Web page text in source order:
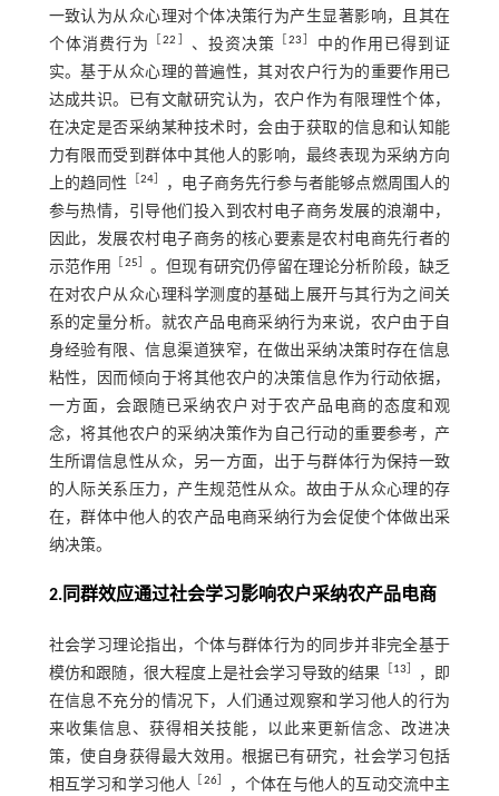
一致认为从众心理对个体决策行为产生显著影响，且其在
个体消费行为
［22 、投资决策 ［23
中的作用已得到证
实。基于从众心理的普遍性，其对农户行为的重要作用已
达成共识。已有文献研究认为，农户作为有限理性个体，
在决定是否采纳某种技术时，会由于获取的信息和认知能
力有限而受到群体中其他人的影响，最终表现为采纳方向
上的趋同性
24］
，电子商务先行参与者能够点燃周围人的
参与热情，引导他们投入到农村电子商务发展的浪潮中，
因此，发展农村电子商务的核心要素是农村电商先行者的
示范作用
25
。但现有研究仍停留在理论分析阶段，缺乏
在对农户从众心理科学测度的基础上展开与其行为之间关
系的定量分析。就农产品电商采纳行为来说，农户由于自
身经验有限、信息渠道狭窄，在做出采纳决策时存在信息
粘性，因而倾向于将其他农户的决策信息作为行动依据，
一方面，会跟随已采纳农户对于农产品电商的态度和观
念，将其他农户的采纳决策作为自己行动的重要参考，产
生所谓信息性从众，另一方面，出于与群体行为保持一致
的人际关系压力，产生规范性从众。故由于从众心理的存
在，群体中他人的农产品电商采纳行为会促使个体做出采
纳决策。
2.同群效应通过社会学习影响农户采纳农产品电商
社会学习理论指出，个体与群体行为的同步并非完全基于
模仿和跟随，很大程度上是社会学习导致的结果
13
，即
在信息不充分的情况下，人们通过观察和学习他人的行为
来收集信息、获得相关技能，以此来更新信念、改进决
策，使自身获得最大效用。根据已有研究，社会学习包括
相互学习和学习他人
26］
，个体在与他人的互动交流中主